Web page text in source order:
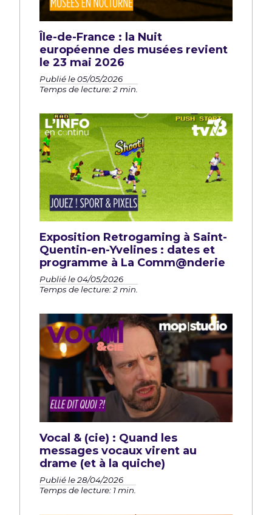
Île-de-France : la Nuit
européenne des musées revient
le 23 mai 2026
Publié le 05/05/2026
Temps de lecture: 2 min.
Exposition Retrogaming à Saint-
Quentin-en-Yvelines : dates et
programme à La Comm@nderie
Publié le 04/05/2026
Temps de lecture: 2 min.
Vocal & (cie) : Quand les
messages vocaux virent au
drame (et à la quiche)
Publié le 28/04/2026
Temps de lecture: 1 min.